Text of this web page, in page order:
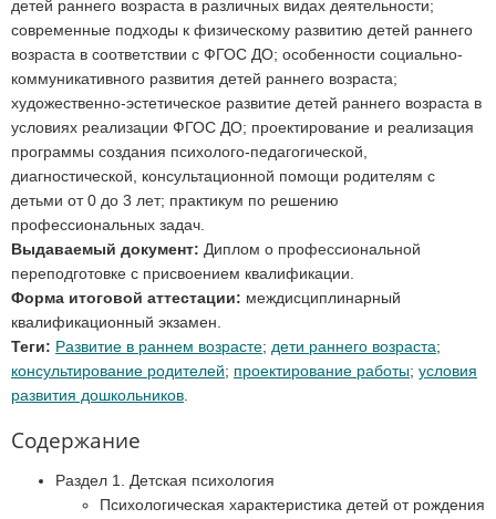
детей раннего возраста в различных видах деятельности;
современные подходы к физическому развитию детей раннего
возраста в соответствии с ФГОС ДО; особенности социально-
коммуникативного развития детей раннего возраста;
художественно-эстетическое развитие детей раннего возраста в
условиях реализации ФГОС ДО; проектирование и реализация
программы создания психолого-педагогической,
диагностической, консультационной помощи родителям с
детьми от 0 до 3 лет; практикум по решению
профессиональных задач.
Выдаваемый документ: Диплом о профессиональной
переподготовке с присвоением квалификации.
Форма итоговой аттестации: междисциплинарный
квалификационный экзамен.
Теги: Развитие в раннем возрасте; дети раннего возраста;
консультирование родителей; проектирование работы; условия
развития дошкольников
Содержание
Раздел 1. Детская психология
Психологическая характеристика детей от рождения